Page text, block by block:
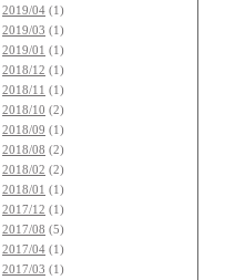
2019/04 (1)
2019/03 (1)
2019/01 (1)
2018/12 (1)
2018/11 (1)
2018/10 (2)
2018/09 (1)
2018/08 (2)
2018/02 (2)
2018/01 (1)
2017/12 (1)
2017/08 (5)
2017/04 (1)
2017/03 (1)